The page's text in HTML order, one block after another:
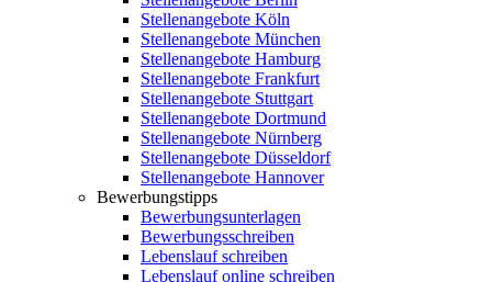
Stellenangebote Köln
Stellenangebote München
Stellenangebote Hamburg
Stellenangebote Frankfurt
Stellenangebote Stuttgart
Stellenangebote Dortmund
Stellenangebote Nürnberg
Stellenangebote Düsseldorf
Stellenangebote Hannover
Bewerbungstipps
Bewerbungsunterlagen
Bewerbungsschreiben
Lebenslauf schreiben
Lebenslauf online schreiben